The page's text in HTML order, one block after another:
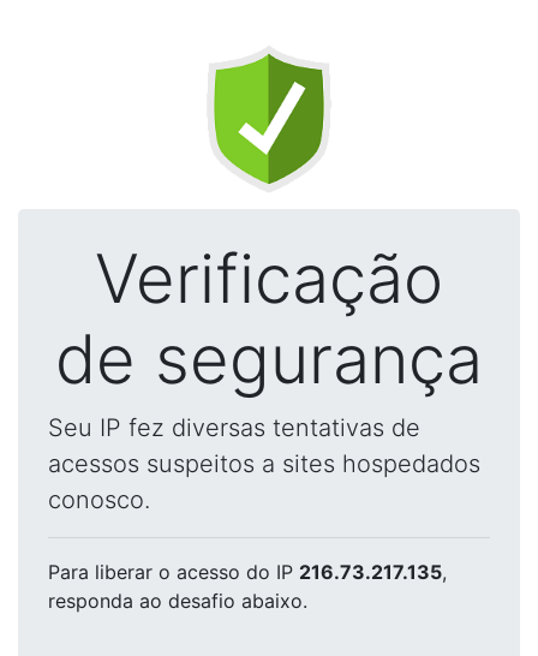
Verificação
de segurança
Seu IP fez diversas tentativas de
acessos suspeitos a sites hospedados
conosco.
Para liberar o acesso do IP 216.73.217.135,
responda ao desafio abaixo.